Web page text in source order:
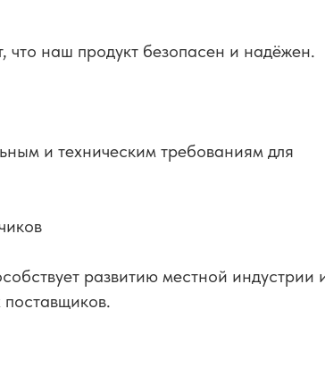
что наш продукт безопасен и надёжен.
и техническим требованиям для
развитию местной индустрии